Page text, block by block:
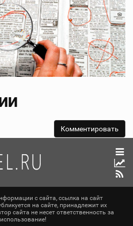
с сайта, ссылка на сайт
на сайте, принадлежит их
сайта не несет ответственность за